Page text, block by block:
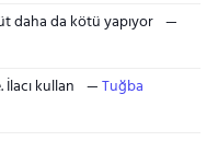
daha da kötü yapıyor
kullan
Tuğba